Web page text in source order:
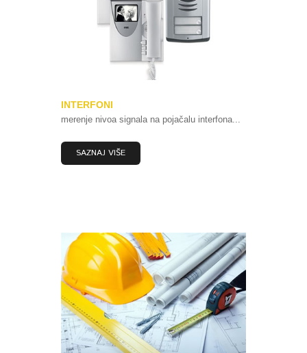
INTERFONI
merenje nivoa signala na pojačalu interfona...
SAZNAJ VIŠE